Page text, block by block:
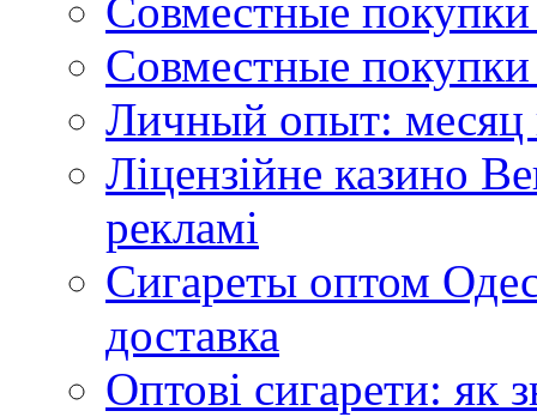
Совместные
Совместные покупки
Личный опыт: месяц
Ліцензійне казино
рекламі
Сигареты оптом
доставка
Оптові сигарети: як